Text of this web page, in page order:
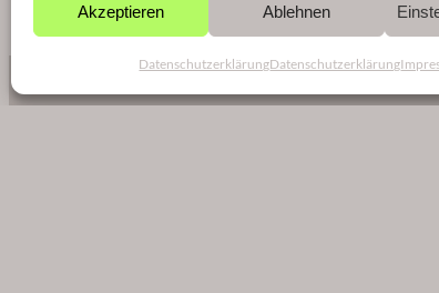
Akzeptieren Ablehnen
DatenschutzerklärungDatenschutzerklärung